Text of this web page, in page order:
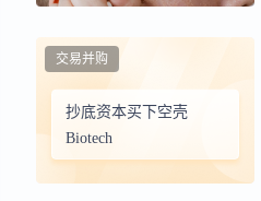
抄底资本买下空壳
Biotech
交易并购